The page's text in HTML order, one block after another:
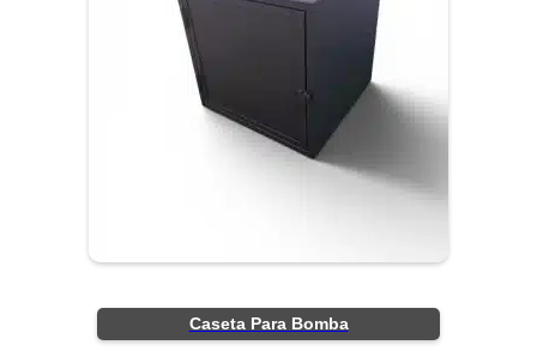
Caseta Para Bomba